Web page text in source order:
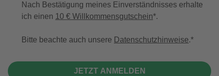
Nach Bestätigung meines Einverständnisses erhalte
ich einen 10 € Willkommensgutschein*.
Bitte beachte auch unsere Datenschutzhinweise.
JETZT ANMELDEN